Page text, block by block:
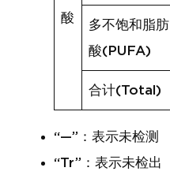
酸
多不饱和脂肪
酸(PUFA)
合计(Total)
“—”：表示未检测
“Tr”：表示未检出